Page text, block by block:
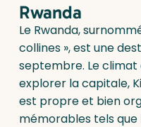
Rwanda
Le Rwanda,
collines », est une
septembre. Le
explorer la capitale,
est propre et bien
mémorables tels